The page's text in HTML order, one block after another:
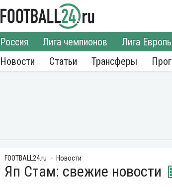
Новости
Россия Лига чемпионов Лига
Статьи
Трансферы
FOOTBALL24.ru Новости
Яп Стам: свежие новости